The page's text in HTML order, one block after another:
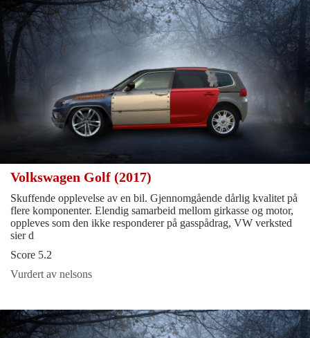
Volkswagen Golf (2017)
Skuffende opplevelse av en bil. Gjennomgående dårlig kvalitet på
flere komponenter. Elendig samarbeid mellom girkasse og motor,
oppleves som den ikke responderer på gasspådrag, VW verksted
sier d
Score 5.2
Vurdert av nelsons